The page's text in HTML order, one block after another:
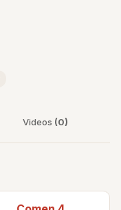
Videos (0)